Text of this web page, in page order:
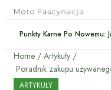
Punkty Karne Po Nowemu:
Home
Artykuły
ARTYKUŁY